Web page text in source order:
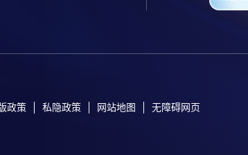
政策 私隐政策 网站地图 无障碍网页